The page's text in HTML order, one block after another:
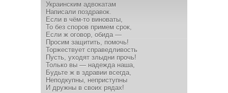
Украинским адвокатам
Написали поздравок.
Если в чём-то виноваты,
То без споров примем срок,
Если ж оговор, обида —
Просим защитить, помочь!
Торжествует справедливость
Пусть, уходят злыдни прочь!
Только вы — надежда наша,
Будьте ж в здравии всегда,
Неподкупны, неприступны
И дружны в своих рядах!